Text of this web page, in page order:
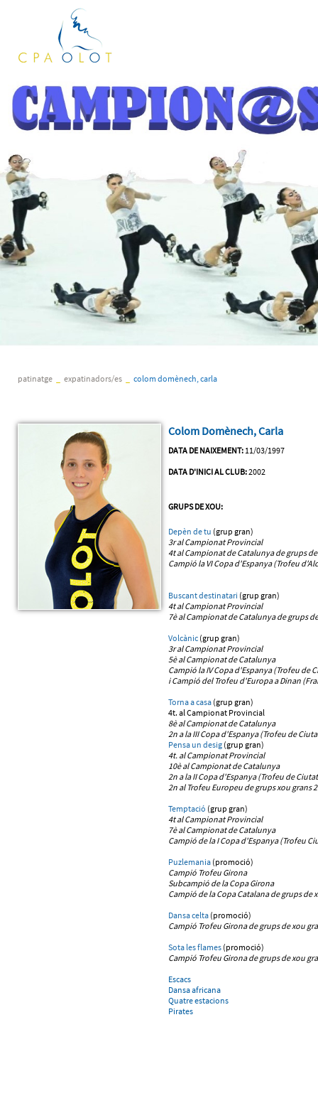
patinatge expatinadors/es colom domènech, carla
Colom Domènech, Carla
DATA DE NAIXEMENT: 11/03/1997
DATA D'INICI AL CLUB:2002
GRUPS DE XOU:
Depèn de tu (grup gran)
3r al Campionat Provincial
4t al Campionat de Catalunyade grups
Campió la VI Copa d'Espanya (Trofeu
Buscant destinatari (grup gran)
4t al Campionat Provincial
7è al Campionat de Catalunyade grups
Volcànic(grup gran)
3r al Campionat Provincial
5è al Campionat de Catalunya
Campió la IV Copa d'Espanya (Trofeu de
i Campió del Trofeu d'Europa a Dinan
Torna a casa(grup gran)
4t. al Campionat Provincial
8è al Campionat de Catalunya
2n a la III Copa d'Espanya (Trofeu de
Pensa un desig(grup gran)
4t. al Campionat Provincial
10è al Campionat de Catalunya
2n a la II Copa d'Espanya (Trofeu de
2n al Trofeu Europeu de grups xou grans
Temptació (grup gran)
4t al Campionat Provincial
7è al Campionat de Catalunya
Campió de la I Copa d'Espanya (Trofeu
Puzlemania(promoció)
Campió Trofeu Girona
Subcampió de la Copa Girona
Campió de la Copa Catalana de grups de
Dansa celta(promoció)
Campió Trofeu Gironade grups de xou
Sota les flames(promoció)
Campió Trofeu Gironade grups de xou
Escacs
Dansa africana
Quatre estacions
Pirates